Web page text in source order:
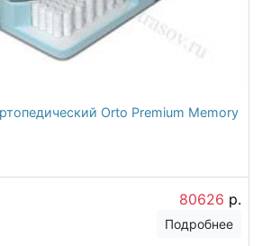
Orto Premium Memory
80626 р.
Подробнее